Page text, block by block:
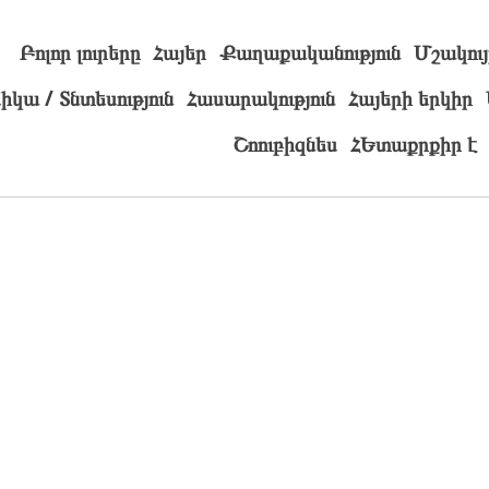
Բոլոր լուրերը Հայեր Քաղաքականություն
/ Տնտեսություն Հասարակություն Հայերի երկիր
Շոուբիզնես ՀԵտաքրքիր է